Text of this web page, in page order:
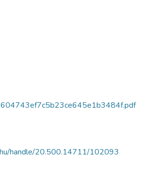
handle/20.500.14711/102093